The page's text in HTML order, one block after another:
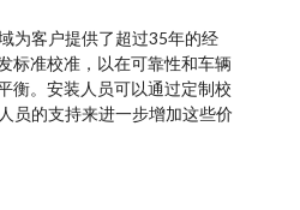
为客户提供了超过35年的经
标准校准，以在可靠性和车辆
衡。安装人员可以通过定制校
员的支持来进一步增加这些价